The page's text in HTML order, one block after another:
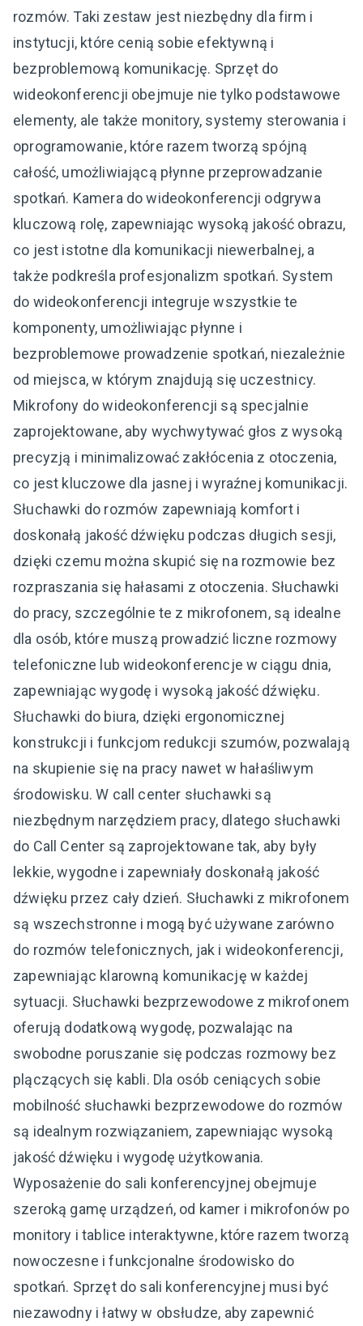
rozmów. Taki zestaw jest niezbędny dla firm i
instytucji, które cenią sobie efektywną i
bezproblemową komunikację. Sprzęt do
wideokonferencji obejmuje nie tylko podstawowe
elementy, ale także monitory, systemy sterowania i
oprogramowanie, które razem tworzą spójną
całość, umożliwiającą płynne przeprowadzanie
spotkań. Kamera do wideokonferencji odgrywa
kluczową rolę, zapewniając wysoką jakość obrazu,
co jest istotne dla komunikacji niewerbalnej, a
także podkreśla profesjonalizm spotkań. System
do wideokonferencji integruje wszystkie te
komponenty, umożliwiając płynne i
bezproblemowe prowadzenie spotkań, niezależnie
od miejsca, w którym znajdują się uczestnicy.
Mikrofony do wideokonferencji są specjalnie
zaprojektowane, aby wychwytywać głos z wysoką
precyzją i minimalizować zakłócenia z otoczenia,
co jest kluczowe dla jasnej i wyraźnej komunikacji.
Słuchawki do rozmów zapewniają komfort i
doskonałą jakość dźwięku podczas długich sesji,
dzięki czemu można skupić się na rozmowie bez
rozpraszania się hałasami z otoczenia. Słuchawki
do pracy, szczególnie te z mikrofonem, są idealne
dla osób, które muszą prowadzić liczne rozmowy
telefoniczne lub wideokonferencje w ciągu dnia,
zapewniając wygodę i wysoką jakość dźwięku.
Słuchawki do biura, dzięki ergonomicznej
konstrukcji i funkcjom redukcji szumów, pozwalają
na skupienie się na pracy nawet w hałaśliwym
środowisku. W call center słuchawki są
niezbędnym narzędziem pracy, dlatego słuchawki
do Call Center są zaprojektowane tak, aby były
lekkie, wygodne i zapewniały doskonałą jakość
dźwięku przez cały dzień. Słuchawki z mikrofonem
są wszechstronne i mogą być używane zarówno
do rozmów telefonicznych, jak i wideokonferencji,
zapewniając klarowną komunikację w każdej
sytuacji. Słuchawki bezprzewodowe z mikrofonem
oferują dodatkową wygodę, pozwalając na
swobodne poruszanie się podczas rozmowy bez
plączących się kabli. Dla osób ceniących sobie
mobilność słuchawki bezprzewodowe do rozmów
są idealnym rozwiązaniem, zapewniając wysoką
jakość dźwięku i wygodę użytkowania.
Wyposażenie do sali konferencyjnej obejmuje
szeroką gamę urządzeń, od kamer i mikrofonów po
monitory i tablice interaktywne, które razem tworzą
nowoczesne i funkcjonalne środowisko do
spotkań. Sprzęt do sali konferencyjnej musi być
niezawodny i łatwy w obsłudze, aby zapewnić